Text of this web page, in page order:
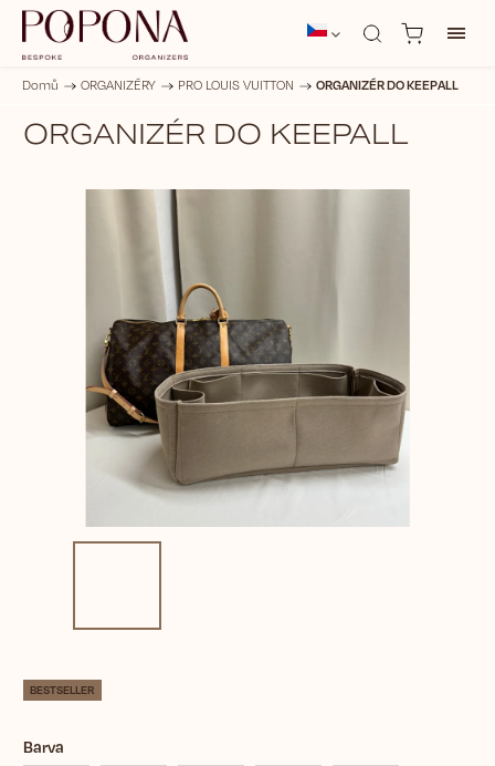
Domů / ORGANIZÉRY / PRO LOUIS VUITTON / ORGANIZÉR DO KEEPALL
ORGANIZÉR DO KEEPALL
BESTSELLER
Barva